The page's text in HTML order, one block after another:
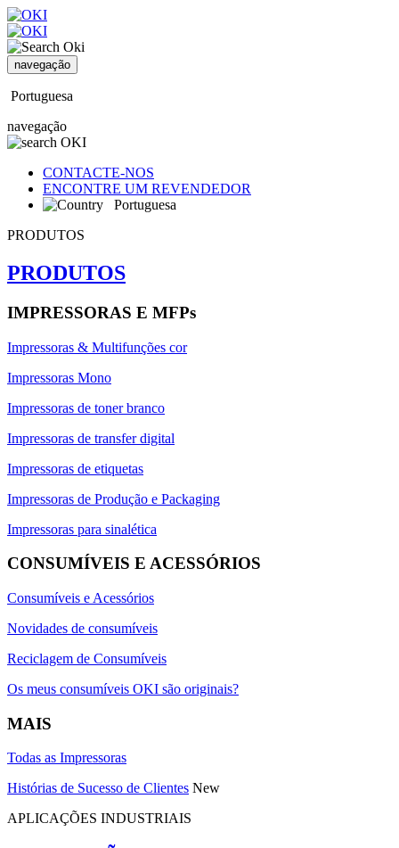
navegação
Portuguesa
navegação
CONTACTE-NOS
ENCONTRE UM REVENDEDOR
Portuguesa
PRODUTOS
PRODUTOS
IMPRESSORAS E MFPs
Impressoras & Multifunções cor
Impressoras Mono
Impressoras de toner branco
Impressoras de transfer digital
Impressoras de etiquetas
Impressoras de Produção e Packaging
Impressoras para sinalética
CONSUMÍVEIS E ACESSÓRIOS
Consumíveis e Acessórios
Novidades de consumíveis
Reciclagem de Consumíveis
Os meus consumíveis OKI são originais?
MAIS
Todas as Impressoras
Histórias de Sucesso de Clientes New
APLICAÇÕES INDUSTRIAIS